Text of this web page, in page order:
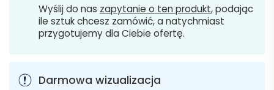
Wyślij do nas zapytanie o ten produkt, podając
ile sztuk chcesz zamówić, a natychmiast
przygotujemy dla Ciebie ofertę.
Darmowa wizualizacja